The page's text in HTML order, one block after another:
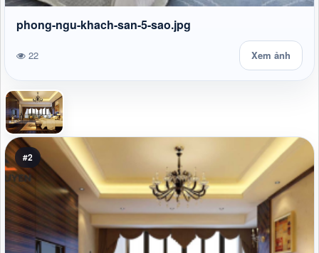
phong-ngu-khach-san-5-sao.jpg
22 Xem ảnh
#2